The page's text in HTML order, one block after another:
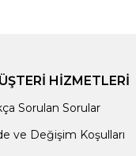
HİZMETLERİ
Sorulan Sorular
ve Değişim Koşulları